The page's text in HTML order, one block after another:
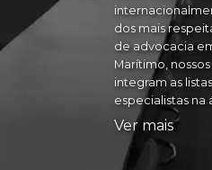
dos mais
de advocacia
Marítimo,
integram as
especialistas na
Ver mais